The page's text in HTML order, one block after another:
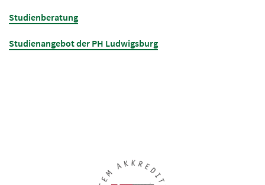
Studienberatung
Studienangebot der PH Ludwigsburg